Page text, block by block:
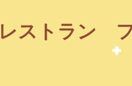
レストラン